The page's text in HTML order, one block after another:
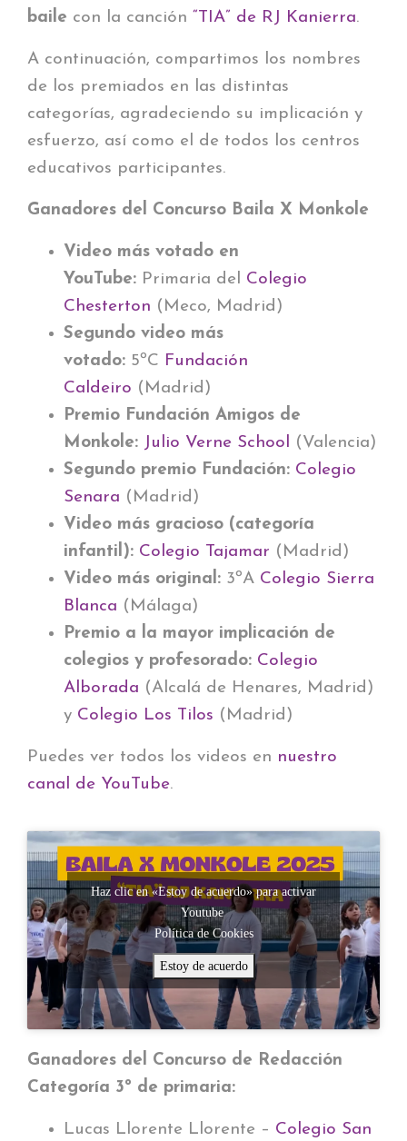
baile con la canción “TIA” de RJ Kanierra.
A continuación, compartimos los nombres
de los premiados en las distintas
categorías, agradeciendo su implicación y
esfuerzo, así como el de todos los centros
educativos participantes.
Ganadores del Concurso Baila X Monkole
Video más votado en
YouTube: Primaria del Colegio
Chesterton (Meco, Madrid)
Segundo video más
votado: 5ºC Fundación
Caldeiro (Madrid)
Premio Fundación Amigos de
Monkole: Julio Verne School
(Valencia)
Segundo premio Fundación: Colegio
Senara (Madrid)
Video más gracioso (categoría
infantil): Colegio Tajamar (Madrid)
Video más original: 3ºA Colegio Sierra
Blanca (Málaga)
Premio a la mayor implicación de
colegios y profesorado: Colegio
Alborada (Alcalá de Henares, Madrid)
y Colegio Los Tilos (Madrid)
Puedes ver todos los videos en nuestro
canal de YouTube.
Haz clic en «Estoy de acuerdo» para activar
Youtube
Política de Cookies
Estoy de acuerdo
Ganadores del Concurso de Redacción
Categoría 3º de primaria:
Lucas Llorente Llorente – Colegio San